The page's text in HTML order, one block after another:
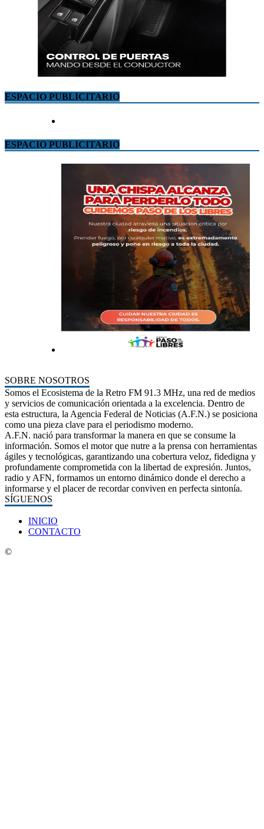
ESPACIO PUBLICITARIO
ESPACIO PUBLICITARIO
SOBRE NOSOTROS
Somos el Ecosistema de la Retro FM 91.3 MHz, una red de medios
y servicios de comunicación orientada a la excelencia. Dentro de
esta estructura, la Agencia Federal de Noticias (A.F.N.) se posiciona
como una pieza clave para el periodismo moderno.
A.F.N. nació para transformar la manera en que se consume la
información. Somos el motor que nutre a la prensa con herramientas
ágiles y tecnológicas, garantizando una cobertura veloz, fidedigna y
profundamente comprometida con la libertad de expresión. Juntos,
radio y AFN, formamos un entorno dinámico donde el derecho a
informarse y el placer de recordar conviven en perfecta sintonía.
SÍGUENOS
INICIO
CONTACTO
©